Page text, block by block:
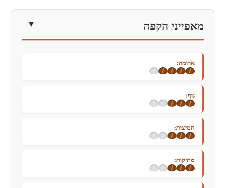
מאפייני הקפה
ארומה:
חמיצות:
מתיקות: